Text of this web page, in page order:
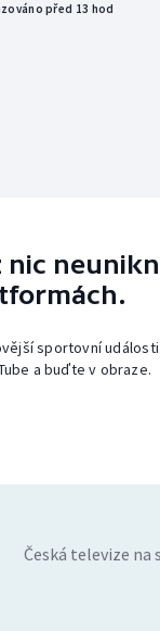
před 13 hod
sportovní
a buďte v obraze.
Česká televize na